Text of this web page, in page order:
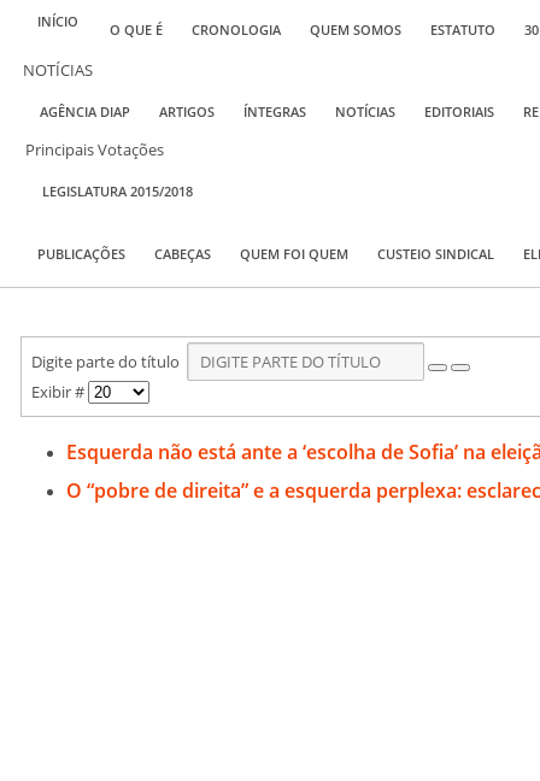
INÍCIO O QUE É CRONOLOGIA QUEM SOMOS ESTATUTO
NOTÍCIAS
AGÊNCIA DIAP ARTIGOS ÍNTEGRAS NOTÍCIAS EDITORIAIS
Principais Votações
LEGISLATURA 2015/2018
PUBLICAÇÕES CABEÇAS QUEM FOI QUEM CUSTEIO SINDICAL
Digite parte do título
Exibir #
Esquerda não está ante a ‘escolha de Sofia’ na
O “pobre de direita” e a esquerda perplexa: